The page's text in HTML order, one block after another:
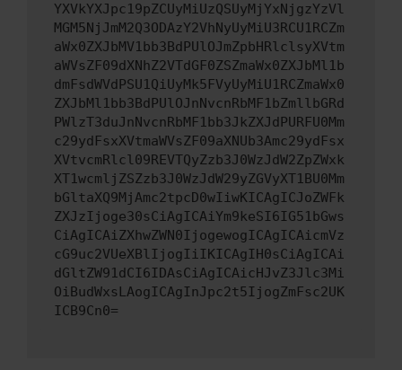
YXVkYXJpc19pZCUyMiUzQSUyMjYxNjgzYzVl
MGM5NjJmM2Q3ODAzY2VhNyUyMiU3RCU1RCZm
aWx0ZXJbMV1bb3BdPUlOJmZpbHRlclsyXVtm
aWVsZF09dXNhZ2VTdGF0ZSZmaWx0ZXJbMl1b
dmFsdWVdPSU1QiUyMk5FVyUyMiU1RCZmaWx0
ZXJbMl1bb3BdPUlOJnNvcnRbMF1bZmllbGRd
PWlzT3duJnNvcnRbMF1bb3JkZXJdPURFU0Mm
c29ydFsxXVtmaWVsZF09aXNUb3Amc29ydFsx
XVtvcmRlcl09REVTQyZzb3J0WzJdW2ZpZWxk
XT1wcmljZSZzb3J0WzJdW29yZGVyXT1BU0Mm
bGltaXQ9MjAmc2tpcD0wIiwKICAgICJoZWFk
ZXJzIjoge30sCiAgICAiYm9keSI6IG51bGws
CiAgICAiZXhwZWN0IjogewogICAgICAicmVz
cG9uc2VUeXBlIjogIiIKICAgIH0sCiAgICAi
dGltZW91dCI6IDAsCiAgICAicHJvZ3Jlc3Mi
OiBudWxsLAogICAgInJpc2t5IjogZmFsc2UK
ICB9Cn0=